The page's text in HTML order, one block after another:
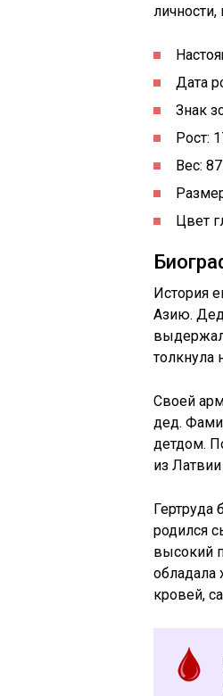
Дата
Знак
Рост:
Вес:
Цвет
История
Азию. Дед
толкнула
Своей
дед.
детдом.
из
Гертруда
родился
высокий
обладала
кровей,